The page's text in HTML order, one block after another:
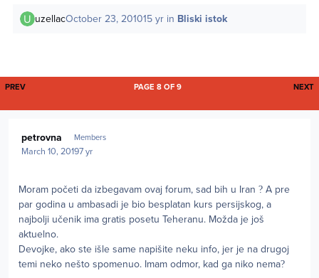
uzellacOctober 23, 201015 yr in Bliski istok
FIRST PAGE
PREV NEXT
PAGE 8 OF 9
petrovna Members
March 10, 20197 yr
Moram početi da izbegavam ovaj forum, sad bih u Iran ? A pre
par godina u ambasadi je bio besplatan kurs persijskog, a
najbolji učenik ima gratis posetu Teheranu. Možda je još
aktuelno.
Devojke, ako ste išle same napišite neku info, jer je na drugoj
temi neko nešto spomenuo. Imam odmor, kad ga niko nema?